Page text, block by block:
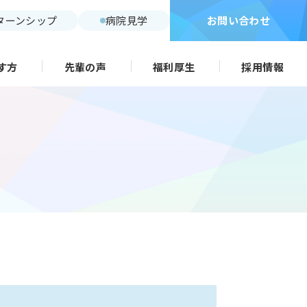
ーンシップ 病院見学 お問い合わせ
方 先輩の声 福利厚生 採用情報